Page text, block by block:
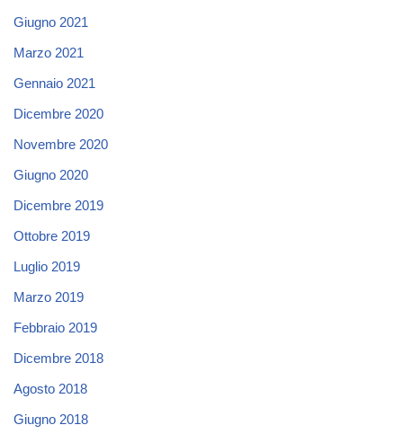
Giugno 2021
Marzo 2021
Gennaio 2021
Dicembre 2020
Novembre 2020
Giugno 2020
Dicembre 2019
Ottobre 2019
Luglio 2019
Marzo 2019
Febbraio 2019
Dicembre 2018
Agosto 2018
Giugno 2018